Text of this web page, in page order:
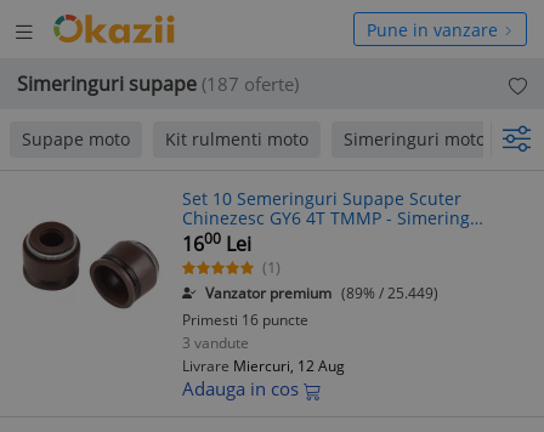
Deschide
meniul
Pune in vanzare
Simeringuri supape (187 oferte)
Supape moto Kit rulmenti moto Simeringuri moto
Set 10 Semeringuri Supape Scuter
Chinezesc GY6 4T TMMP - Simering
Supape, Semering Motor Scuter 4T
1600 Lei
(1)
Vanzator premium (89% / 25.449)
Primesti 16 puncte
3 vandute
Livrare Miercuri, 12 Aug
Adauga in cos